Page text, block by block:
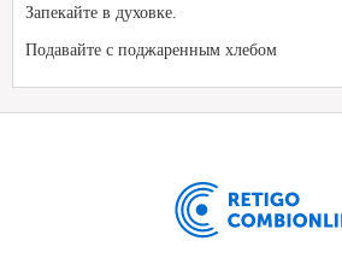
Запекайте в духовке.
Подавайте с поджаренным хлебом